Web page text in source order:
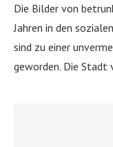
Die Bilder von
Jahren in den
sind zu einer
geworden. Die Stadt